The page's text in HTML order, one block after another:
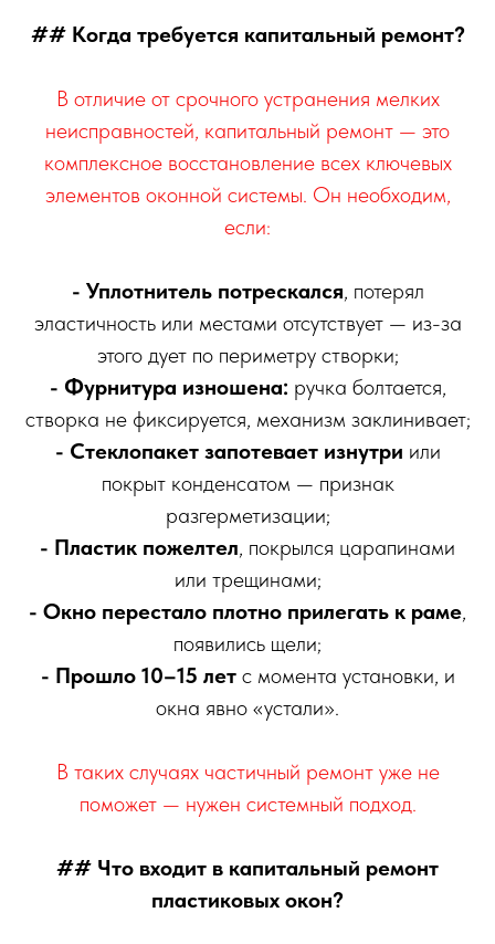
## Когда требуется капитальный ремонт?
В отличие от срочного устранения мелких
неисправностей, капитальный ремонт — это
комплексное восстановление всех ключевых
элементов оконной системы. Он необходим,
если:
- Уплотнитель потрескался, потерял
эластичность или местами отсутствует — из-за
этого дует по периметру створки;
- Фурнитура изношена: ручка болтается,
створка не фиксируется, механизм заклинивает;
- Стеклопакет запотевает изнутри или
покрыт конденсатом — признак
разгерметизации;
- Пластик пожелтел, покрылся царапинами
или трещинами;
- Окно перестало плотно прилегать к раме,
появились щели;
- Прошло 10–15 летс момента установки, и
окна явно «устали».
В таких случаях частичный ремонт уже не
поможет — нужен системный подход.
## Что входит в капитальный ремонт
пластиковых окон?